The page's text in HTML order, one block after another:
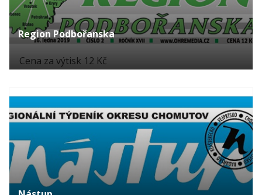
Region Podbořanska
Cena za výtisk 12 Kč